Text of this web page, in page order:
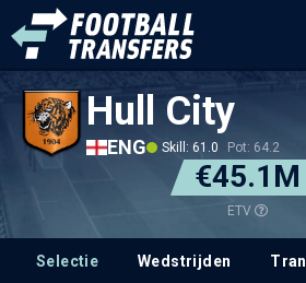
Hull City
ENG Skill: 61.0 Pot: 64.2
€45.1M
ETV
Selectie Wedstrijden